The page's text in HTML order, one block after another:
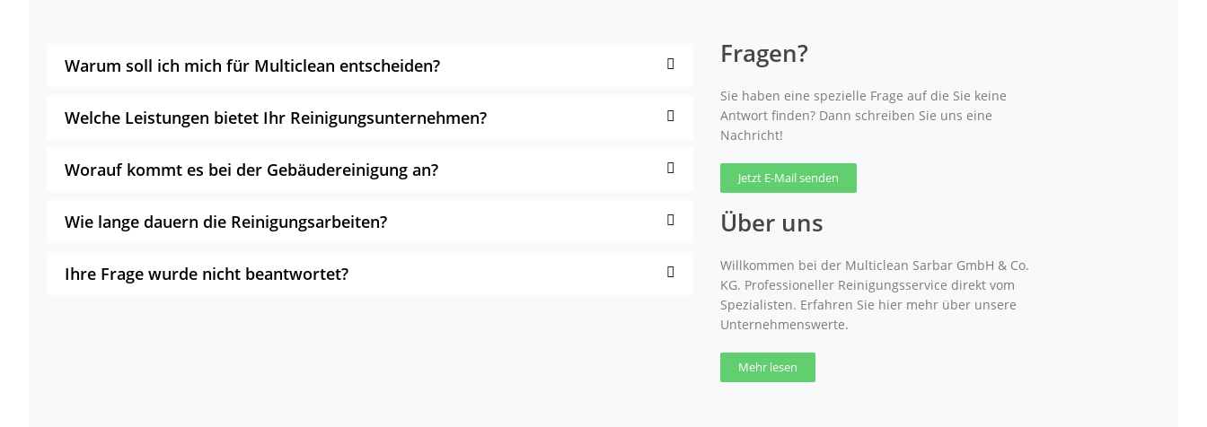
Warum soll ich mich für Multiclean entscheiden?
Welche Leistungen bietet Ihr Reinigungsunternehmen?
Worauf kommt es bei der Gebäudereinigung an?
Wie lange dauern die Reinigungsarbeiten?
Ihre Frage wurde nicht beantwortet?
Fragen?
Sie haben eine spezielle Frage auf die Sie keine
Antwort finden? Dann schreiben Sie uns eine
Nachricht!
Jetzt E-Mail senden
Über uns
Willkommen bei der Multiclean Sarbar GmbH & Co.
KG. Professioneller Reinigungsservice direkt vom
Spezialisten. Erfahren Sie hier mehr über unsere
Unternehmenswerte.
Mehr lesen